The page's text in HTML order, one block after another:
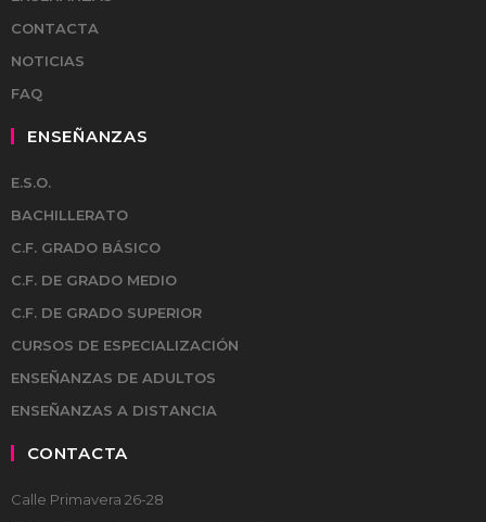
CONTACTA
NOTICIAS
FAQ
ENSEÑANZAS
E.S.O.
BACHILLERATO
C.F. GRADO BÁSICO
C.F. DE GRADO MEDIO
C.F. DE GRADO SUPERIOR
CURSOS DE ESPECIALIZACIÓN
ENSEÑANZAS DE ADULTOS
ENSEÑANZAS A DISTANCIA
CONTACTA
Calle Primavera 26-28